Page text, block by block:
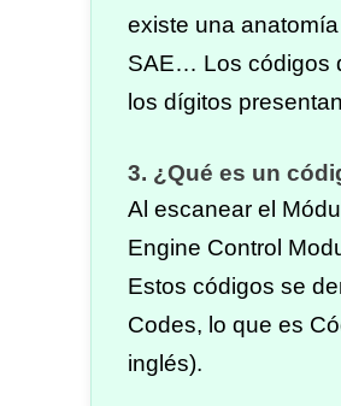
existe una
SAE… Los códigos
los dígitos
3. ¿Qué es un
Al escanear el
Engine Control
Estos códigos se
Codes, lo que es
inglés).